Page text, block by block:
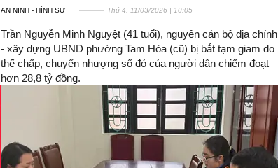
AN NINH - HÌNH SỰ Thứ 4, 11/03/2026 | 10:05
Trần Nguyễn Minh Nguyệt (41 tuổi), nguyên cán bộ địa chính
- xây dựng UBND phường Tam Hòa (cũ) bị bắt tạm giam do
thế chấp, chuyển nhượng sổ đỏ của người dân chiếm đoạt
hơn 28,8 tỷ đồng.